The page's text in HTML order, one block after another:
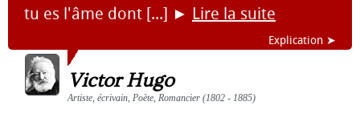
tu es l'âme dont [...] ► Lire la suite
Explication ➤
Victor Hugo
Artiste, écrivain, Poète, Romancier (1802 - 1885)